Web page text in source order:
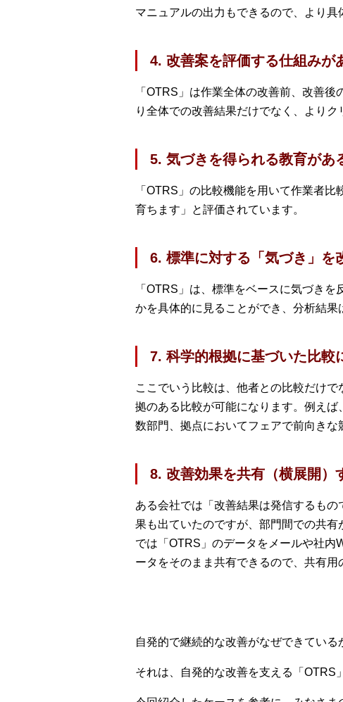
マニュアルの出力もできるので、より具
4. 改善案を評価する仕組みが
「OTRS」は作業全体の改善前、改善
り全体での改善結果だけでなく、より
5. 気づきを得られる教育があ
「OTRS」の比較機能を用いて作業者
育ちます」と評価されています。
6. 標準に対する「気づき」を
「OTRS」は、標準をベースに気づき
かを具体的に見ることができ、分析結果
7. 科学的根拠に基づいた比較
ここでいう比較は、他者との比較だけ
拠のある比較が可能になります。例え
数部門、拠点においてフェアで前向きな
8. 改善効果を共有（横展開）
ある会社では「改善結果は発信するも
果も出ていたのですが、部門間での共
では「OTRS」のデータをメールや社
ータをそのまま共有できるので、共有用
自発的で継続的な改善がなぜできている
それは、自発的な改善を支える「OTRS